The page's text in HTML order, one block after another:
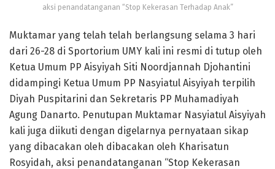
aksi penandatanganan “Stop Kekerasan Terhadap Anak”
Muktamar yang telah telah berlangsung selama 3 hari
dari 26-28 di Sportorium UMY kali ini resmi di tutup oleh
Ketua Umum PP Aisyiyah Siti Noordjannah Djohantini
didampingi Ketua Umum PP Nasyiatul Aisyiyah terpilih
Diyah Puspitarini dan Sekretaris PP Muhamadiyah
Agung Danarto. Penutupan Muktamar Nasyiatul Aisyiyah
kali juga diikuti dengan digelarnya pernyataan sikap
yang dibacakan oleh dibacakan oleh Kharisatun
Rosyidah, aksi penandatanganan “Stop Kekerasan